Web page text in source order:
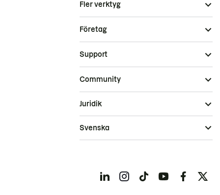
Fler verktyg
Företag
Support
Community
Juridik
Svenska